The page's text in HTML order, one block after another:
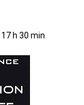
h 30 min